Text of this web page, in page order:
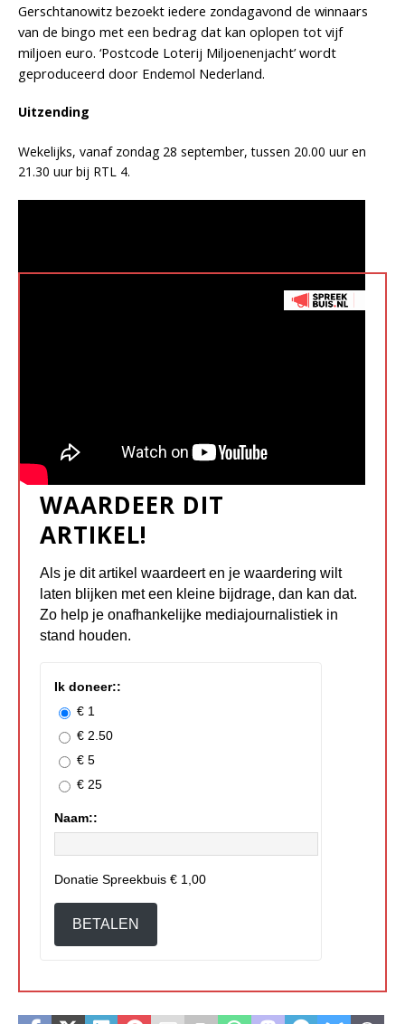
Gerschtanowitz bezoekt iedere zondagavond de winnaars
van de bingo met een bedrag dat kan oplopen tot vijf
miljoen euro. ‘Postcode Loterij Miljoenenjacht’ wordt
geproduceerd door Endemol Nederland.
Uitzending
Wekelijks, vanaf zondag 28 september, tussen 20.00 uur en
21.30 uur bij RTL 4.
WAARDEER DIT
ARTIKEL!
Als je dit artikel waardeert en je waardering wilt
laten blijken met een kleine bijdrage, dan kan dat.
Zo help je onafhankelijke mediajournalistiek in
stand houden.
Ik doneer::
€ 1
€ 2.50
€ 5
€ 25
Naam::
Donatie Spreekbuis € 1,00
BETALEN